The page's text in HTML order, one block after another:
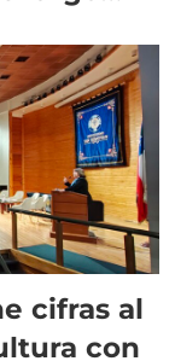
cifras al
con